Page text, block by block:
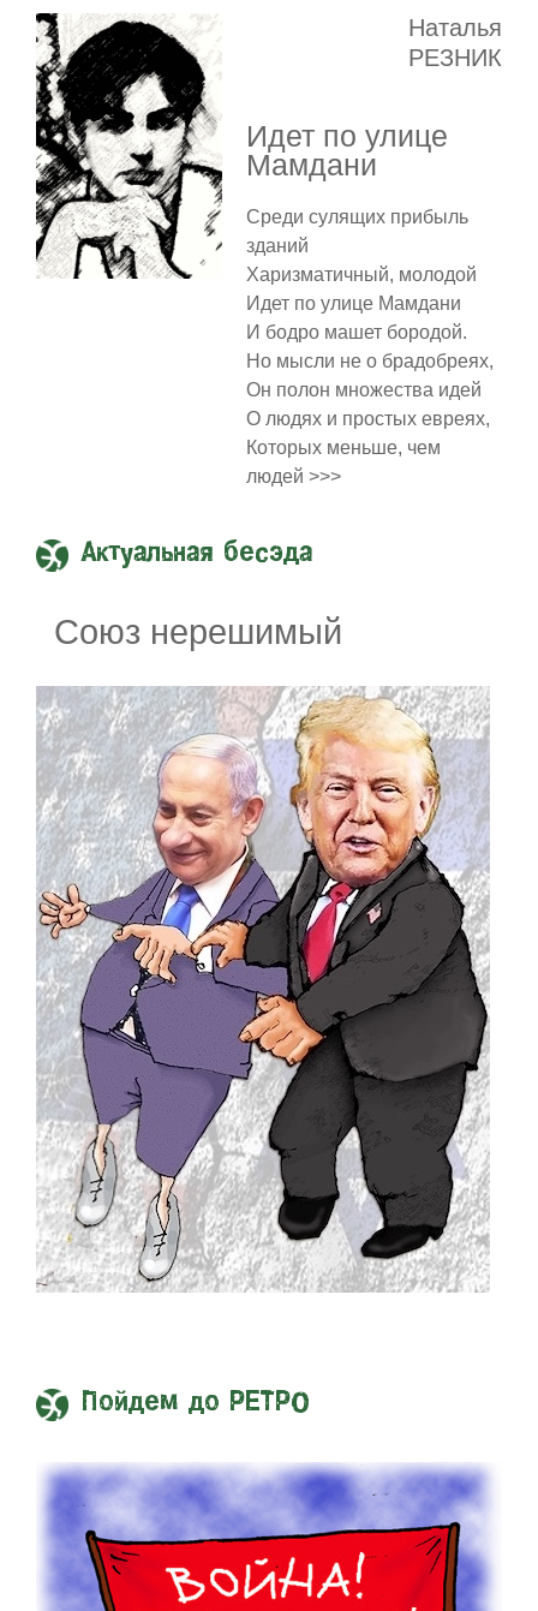
Наталья
РЕЗНИК
Идет по улице
Мамдани
Среди сулящих прибыль
зданий
Харизматичный, молодой
Идет по улице Мамдани
И бодро машет бородой.
Но мысли не о брадобреях,
Он полон множества идей
О людях и простых евреях,
Которых меньше, чем
людей >>>
Актуальная бесэда
Союз нерешимый
Пойдем до РЕТРО